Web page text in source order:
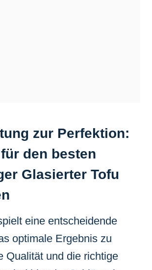
zur Perfektion:
den besten
Glasierter Tofu
eine entscheidende
optimale Ergebnis zu
Qualität und die richtige